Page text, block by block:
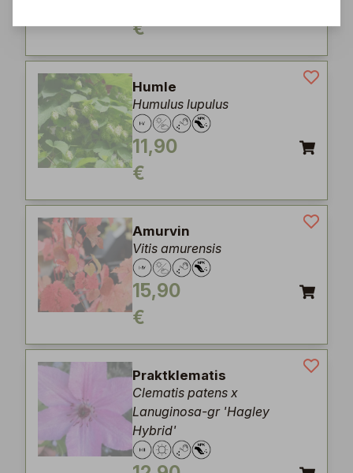
€
Humle
Humulus lupulus
11,90
€
Amurvin
Vitis amurensis
15,90
€
Praktklematis
Clematis patens x
Lanuginosa-gr 'Hagley
Hybrid'